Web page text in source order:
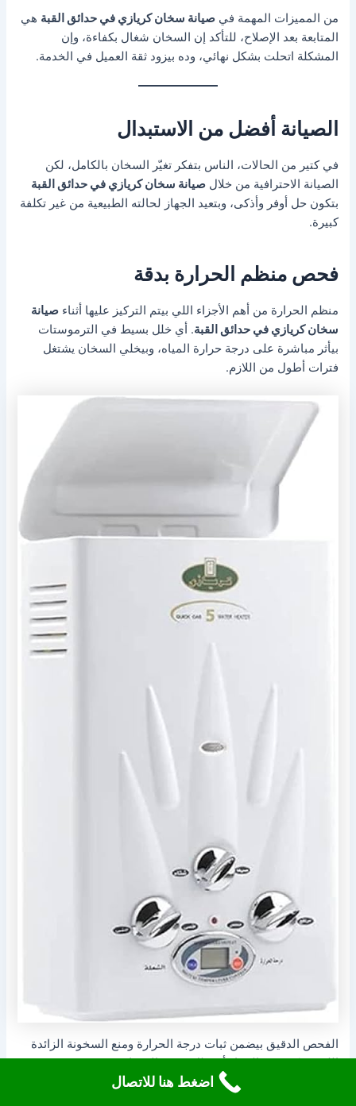
من المميزات المهمة فيصيانة سخان كريازي في حدائق القبة هي
المتابعة بعد الإصلاح، للتأكد إن السخان شغال بكفاءة، وإن
المشكلة اتحلت بشكل نهائي، وده بيزود ثقة العميل في الخدمة.
الصيانة أفضل من الاستبدال
في كتير من الحالات، الناس بتفكر تغيّر السخان بالكامل، لكن
الصيانة الاحترافية من خلالصيانة سخان كريازي في حدائق القبة
بتكون حل أوفر وأذكى، وبتعيد الجهاز لحالته الطبيعية من غير تكلفة
كبيرة.
فحص منظم الحرارة بدقة
منظم الحرارة من أهم الأجزاء اللي بيتم التركيز عليها أثناءصيانة
سخان كريازي في حدائق القبة. أي خلل بسيط في الترموستات
بيأثر مباشرة على درجة حرارة المياه، وبيخلي السخان يشتغل
فترات أطول من اللازم.
الفحص الدقيق بيضمن ثبات درجة الحرارة ومنع السخونة الزائدة
اللي ممكن تضر الجهاز أو تقلل عمره الافتراضي.
اضغط هنا للاتصال